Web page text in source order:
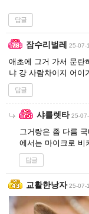
답글
잠수리벌레 25-07-
애초에 그거 가서 문란
냐 걍 사람차이지 어이
답글
샤를렛타 25-
그거랑은 좀 다름
에서는 마이크로 비
답글
교활한낭자 25-07-